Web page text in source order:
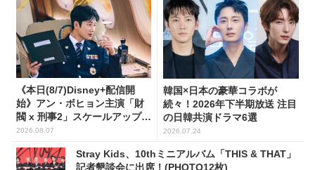
《本日(8/7)Disney+配信開
始》アン・ボヒョン主演「財
閥 x 刑事2」スケールアップし
たFLEX捜査に注目
2026.08.07
韓国×日本の豪華コラボが
続々！2026年下半期放送 注目
の日韓共演ドラマ6選
2026.07.24
Stray Kids、10thミニアルバム「THIS & THAT」
記者懇談会に出席！(PHOTO12枚)